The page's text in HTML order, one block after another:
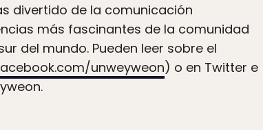
divertido de la comunicación
más fascinantes de la comunidad
del mundo. Pueden leer sobre el
unweyweon) o en Twitter e